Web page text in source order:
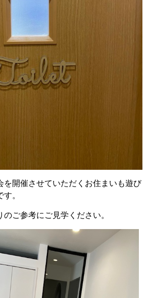
を開催させていただくお住まいも遊び
。
ご参考にご見学ください。